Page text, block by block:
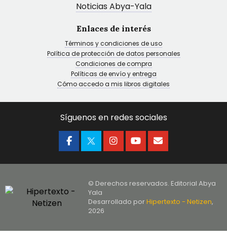
Noticias Abya-Yala
Enlaces de interés
Términos y condiciones de uso
Política de protección de datos personales
Condiciones de compra
Políticas de envío y entrega
Cómo accedo a mis libros digitales
Síguenos en redes sociales
© Derechos reservados. Editorial Abya
Yala
Desarrollado porHipertexto - Netizen,
2026